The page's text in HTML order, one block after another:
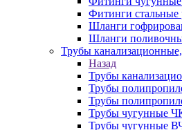
Фитинги стальные
Шланги
Шланги
Трубы
Назад
Трубы
Трубы
Трубы
Трубы чугунные
Трубы чугунные